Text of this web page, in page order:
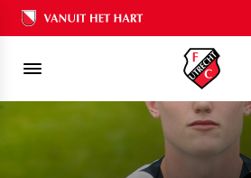
Ons nalatenschap